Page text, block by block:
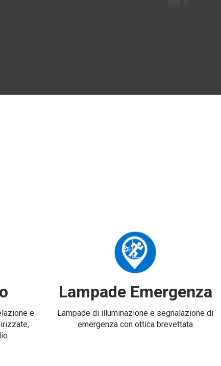
e
Lampade Emergenza
Lampade di illuminazione e segnalazione di
emergenza con ottica brevettata